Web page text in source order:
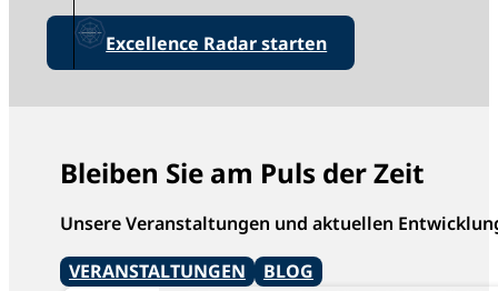
Excellence Radar starten
Bleiben Sie am Puls der Zeit
Unsere Veranstaltungen und aktuellen
VERANSTALTUNGEN
BLOG